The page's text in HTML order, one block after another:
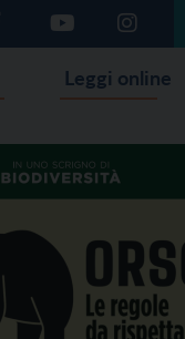
Leggi online